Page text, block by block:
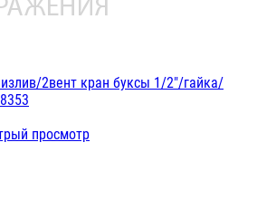
2вент кран буксы 1/2"/гайка/
просмотр